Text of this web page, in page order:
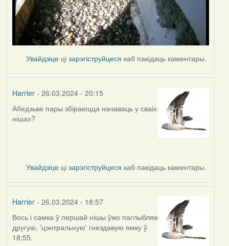
Увайдзіце цізарэгіструйцеся каб пакідаць каментары.
Harrier- 26.03.2024 - 20:15
Абедзьве пары збіраюцца начаваць у сваіх
нішах?
Увайдзіце цізарэгіструйцеся каб пакідаць каментары.
Harrier- 26.03.2024 - 18:57
Вось і самка ў першай нішы ўжо паглыбляе
другую, 'цэнтральную' гнездавую ямку ў
18:55.